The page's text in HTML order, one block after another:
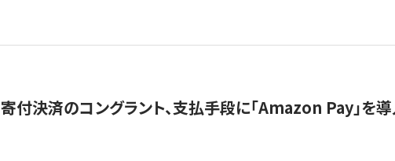
寄付決済のコングラント、支払手段に「Amazon Pay」を導